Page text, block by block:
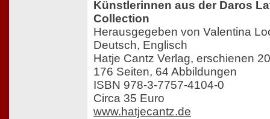
Künstlerinnen aus der Daros
Collection
Herausgegeben von Valentina
Deutsch, Englisch
Hatje Cantz Verlag, erschienen
176 Seiten, 64 Abbildungen
ISBN 978-3-7757-4104-0
Circa 35 Euro
www.hatjecantz.de